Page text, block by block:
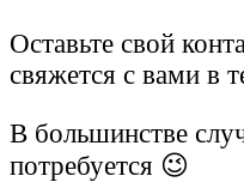
Оставьте свой
свяжется с вами в
В большинстве
потребуется 😉